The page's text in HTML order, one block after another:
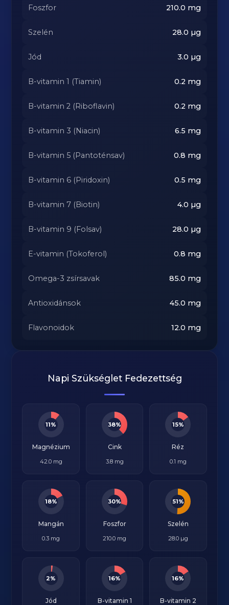
Foszfor 210.0 mg
Szelén 28.0 µg
Jód 3.0 µg
B-vitamin 1 (Tiamin) 0.2 mg
B-vitamin 2 (Riboflavin) 0.2 mg
B-vitamin 3 (Niacin) 6.5 mg
B-vitamin 5 (Pantoténsav) 0.8 mg
B-vitamin 6 (Piridoxin) 0.5 mg
B-vitamin 7 (Biotin) 4.0 µg
B-vitamin 9 (Folsav) 28.0 µg
E-vitamin (Tokoferol) 0.8 mg
Omega-3 zsírsavak 85.0 mg
Antioxidánsok 45.0 mg
Flavonoidok 12.0 mg
Napi Szükséglet Fedezettség
11%
Magnézium
42.0 mg
38%
Cink
3.8 mg
15%
Réz
0.1 mg
18%
Mangán
0.3 mg
30%
Foszfor
210.0 mg
51%
Szelén
28.0 µg
2%
Jód
16%
B-vitamin 1
16%
B-vitamin 2